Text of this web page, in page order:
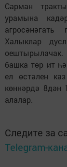
Сарман
урамына
Халыклар
башка төр ит
ел өстәлен
көннәрдә 8дән
алалар.
Следите за
Telegram-